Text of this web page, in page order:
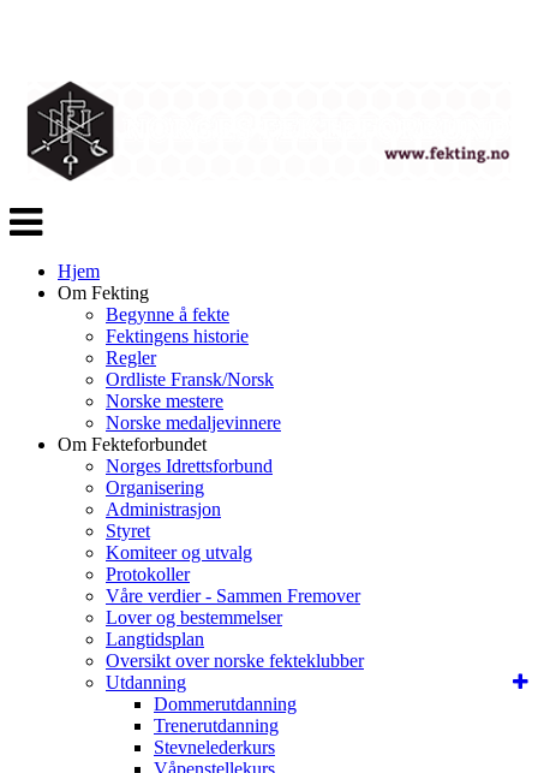
Veksle
navigasjon
Hjem
Om Fekting
Begynne å fekte
Fektingens historie
Regler
Ordliste Fransk/Norsk
Norske mestere
Norske medaljevinnere
Om Fekteforbundet
Norges Idrettsforbund
Organisering
Administrasjon
Styret
Komiteer og utvalg
Protokoller
Våre verdier - Sammen Fremover
Lover og bestemmelser
Langtidsplan
Oversikt over norske fekteklubber
Utdanning
Dommerutdanning
Trenerutdanning
Stevnelederkurs
Våpenstellekurs